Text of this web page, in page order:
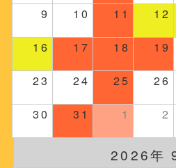
9 10 11 12
16 17 18 19
23 24 25 26
30 31 1 2
2026年